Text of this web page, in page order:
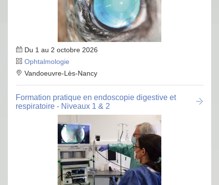
Du 1 au 2 octobre 2026
Ophtalmologie
Vandoeuvre-Lès-Nancy
Formation pratique en endoscopie digestive et
respiratoire - Niveaux 1 & 2